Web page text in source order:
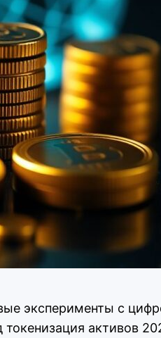
эксперименты с
активов